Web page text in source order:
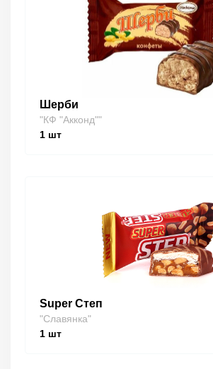
Шерби
"КФ "Акконд""
1 шт
Super Степ
"Славянка"
1 шт